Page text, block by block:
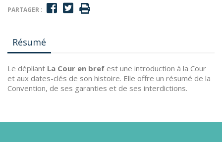
PARTAGER :
Résumé
Le dépliant La Cour en bref est une introduction à la Cour
et aux dates-clés de son histoire. Elle offre un résumé de la
Convention, de ses garanties et de ses interdictions.